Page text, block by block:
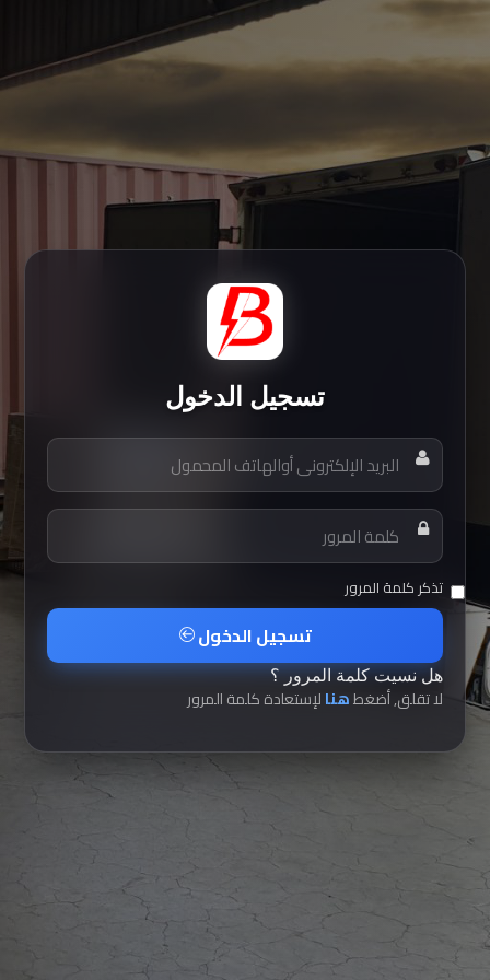
تسجيل الدخول
تذكر كلمة المرور
تسجيل الدخول
هل نسيت كلمة المرور ؟
لا تقلق, أضغطهنالإستعادة كلمة المرور